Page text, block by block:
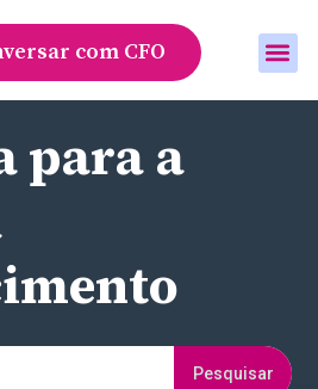
com CFO
para a
Pesquisar